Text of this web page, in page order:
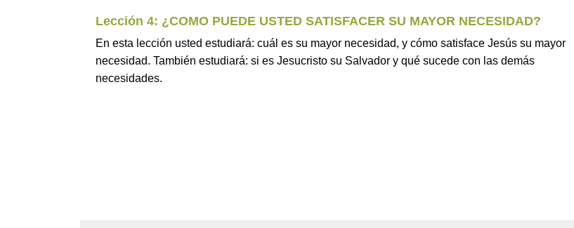
Lección 4: ¿COMO PUEDE USTED SATISFACER SU MAYOR NECESIDAD?
En esta lección usted estudiará: cuál es su mayor necesidad, y cómo satisface Jesús su mayor
necesidad. También estudiará: si es Jesucristo su Salvador y qué sucede con las demás
necesidades.